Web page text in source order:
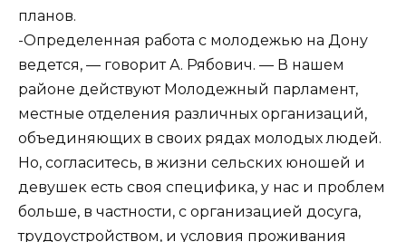
планов.
-Определенная работа с молодежью на Дону
ведется, — говорит А. Рябович. — В нашем
районе действуют Молодежный парламент,
местные отделения различных организаций,
объединяющих в своих рядах молодых людей.
Но, согласитесь, в жизни сельских юношей и
девушек есть своя специфика, у нас и проблем
больше, в частности, с организацией досуга,
трудоустройством, и условия проживания